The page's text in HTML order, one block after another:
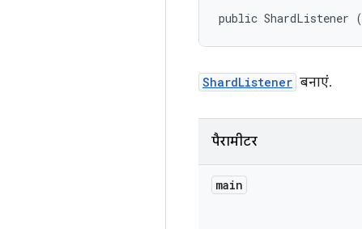
public ShardListener (
ShardListener बनाएं.
पैरामीटर
main